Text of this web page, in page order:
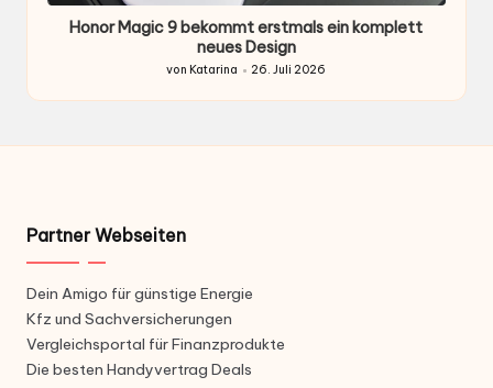
Honor Magic 9 bekommt erstmals ein komplett
neues Design
Gepostet
von
von Katarina 26. Juli 2026
Partner Webseiten
Dein Amigo für günstige Energie
Kfz und Sachversicherungen
Vergleichsportal für Finanzprodukte
Die besten Handyvertrag Deals